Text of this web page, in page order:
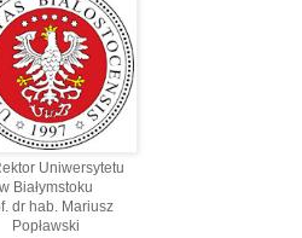
Uniwersytetu
w Białymstoku
dr hab. Mariusz
Popławski